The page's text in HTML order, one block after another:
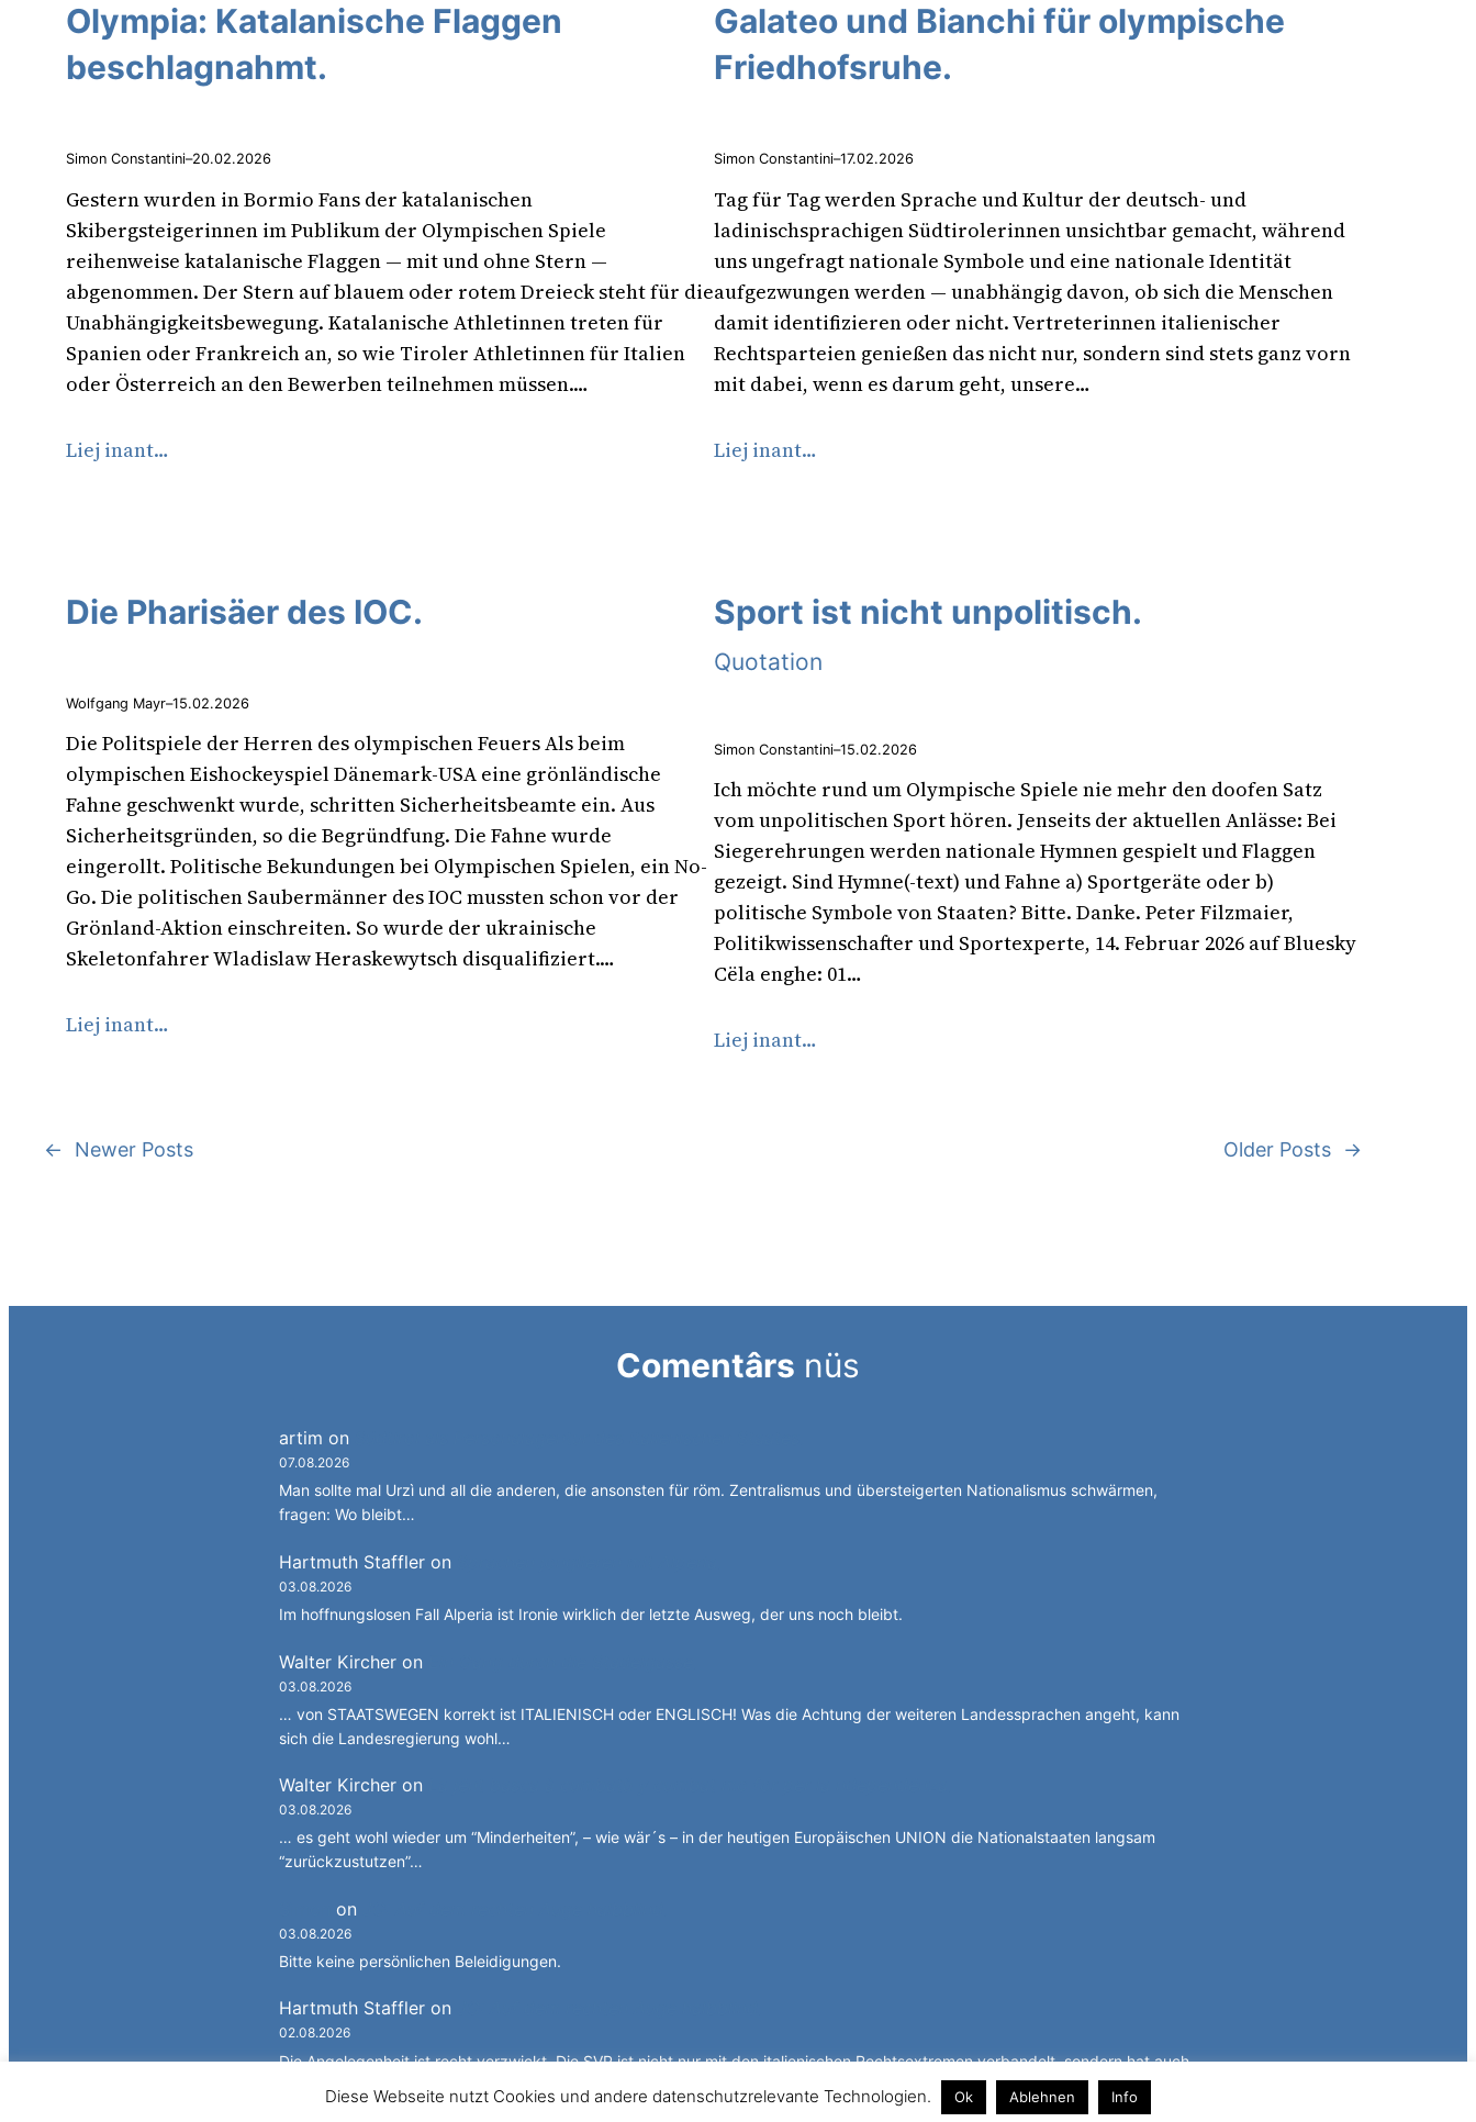
Olympia: Katalanische Flaggen
beschlagnahmt.
Simon Constantini–20.02.2026
Gestern wurden in Bormio Fans der katalanischen
Skibergsteigerinnen im Publikum der Olympischen Spiele
reihenweise katalanische Flaggen — mit und ohne Stern —
abgenommen. Der Stern auf blauem oder rotem Dreieck steht für die
Unabhängigkeitsbewegung. Katalanische Athletinnen treten für
Spanien oder Frankreich an, so wie Tiroler Athletinnen für Italien
oder Österreich an den Bewerben teilnehmen müssen.…
Liej inant…
Galateo und Bianchi für olympische
Friedhofsruhe.
Simon Constantini–17.02.2026
Tag für Tag werden Sprache und Kultur der deutsch- und
ladinischsprachigen Südtirolerinnen unsichtbar gemacht, während
uns ungefragt nationale Symbole und eine nationale Identität
aufgezwungen werden — unabhängig davon, ob sich die Menschen
damit identifizieren oder nicht. Vertreterinnen italienischer
Rechtsparteien genießen das nicht nur, sondern sind stets ganz vorn
mit dabei, wenn es darum geht, unsere…
Liej inant…
Die Pharisäer des IOC.
Wolfgang Mayr–15.02.2026
Die Politspiele der Herren des olympischen Feuers Als beim
olympischen Eishockeyspiel Dänemark-USA eine grönländische
Fahne geschwenkt wurde, schritten Sicherheitsbeamte ein. Aus
Sicherheitsgründen, so die Begründfung. Die Fahne wurde
eingerollt. Politische Bekundungen bei Olympischen Spielen, ein No-
Go. Die politischen Saubermänner des IOC mussten schon vor der
Grönland-Aktion einschreiten. So wurde der ukrainische
Skeletonfahrer Wladislaw Heraskewytsch disqualifiziert.…
Liej inant…
Sport ist nicht unpolitisch.
Quotation
Simon Constantini–15.02.2026
Ich möchte rund um Olympische Spiele nie mehr den doofen Satz
vom unpolitischen Sport hören. Jenseits der aktuellen Anlässe: Bei
Siegerehrungen werden nationale Hymnen gespielt und Flaggen
gezeigt. Sind Hymne(-text) und Fahne a) Sportgeräte oder b)
politische Symbole von Staaten? Bitte. Danke. Peter Filzmaier,
Politikwissenschafter und Sportexperte, 14. Februar 2026 auf Bluesky
Cëla enghe: 01…
Liej inant…
← Newer Posts Older Posts →
Comentârs nüs
artim on
07.08.2026
Man sollte mal Urzì und all die anderen, die ansonsten für röm. Zentralismus und übersteigerten Nationalismus schwärmen,
fragen: Wo bleibt…
Hartmuth Staffler on
03.08.2026
Im hoffnungslosen Fall Alperia ist Ironie wirklich der letzte Ausweg, der uns noch bleibt.
Walter Kircher on
03.08.2026
… von STAATSWEGEN korrekt ist ITALIENISCH oder ENGLISCH! Was die Achtung der weiteren Landessprachen angeht, kann
sich die Landesregierung wohl…
Walter Kircher on
03.08.2026
… es geht wohl wieder um “Minderheiten”, – wie wär´s – in der heutigen Europäischen UNION die Nationalstaaten langsam
“zurückzustutzen”…
on
03.08.2026
Bitte keine persönlichen Beleidigungen.
Hartmuth Staffler on
02.08.2026
Die Angelegenheit ist recht verzwickt. Die SVP ist nicht nur mit den italienischen Rechtsextremen verbandelt, sondern hat auch
Diese Webseite nutzt Cookies und andere datenschutzrelevante Technologien. Ok Ablehnen Info